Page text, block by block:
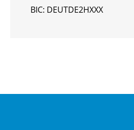
BIC: DEUT­DE2HXXX